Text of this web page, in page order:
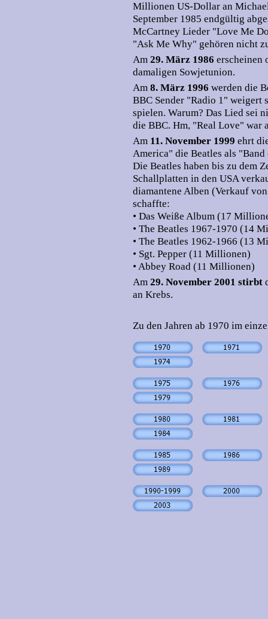
Millionen US-Dollar an
September 1985 endgültig
McCartney Lieder "Love Me
"Ask Me Why" gehören nicht
Am 29. März 1986 erscheinen
damaligen Sowjetunion.
Am 8. März 1996 werden die
BBC Sender "Radio 1" weigert
spielen. Warum? Das Lied sei
die BBC. Hm, "Real Love" war
Am 11. November 1999 ehrt
America" die Beatles als
Die Beatles haben bis zu dem
Schallplatten in den USA
diamantene Alben (Verkauf
schaffte:
• Das Weiße Album (17
• The Beatles 1967-1970 (14
• The Beatles 1962-1966 (13
• Sgt. Pepper (11 Millionen)
• Abbey Road (11 Millionen)
Am 29. November 2001 stirbt
an Krebs.
Zu den Jahren ab 1970 im